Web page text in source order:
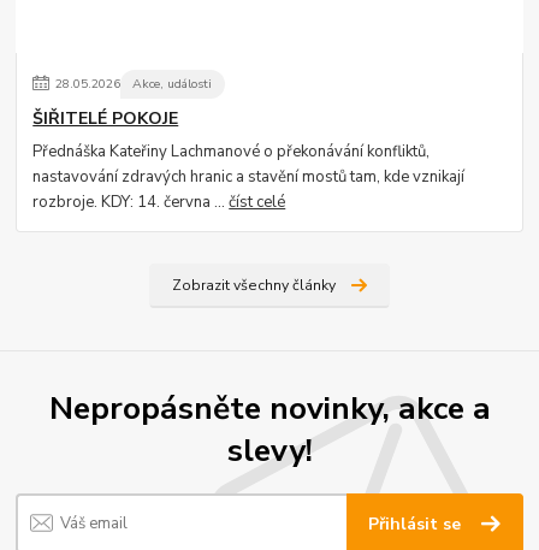
28.05.2026 Akce, události
ŠIŘITELÉ POKOJE
Přednáška Kateřiny Lachmanové o překonávání konfliktů,
nastavování zdravých hranic a stavění mostů tam, kde vznikají
rozbroje. KDY: 14. června ...číst celé
Zobrazit všechny články
Nepropásněte novinky, akce a
slevy!
Přihlásit se